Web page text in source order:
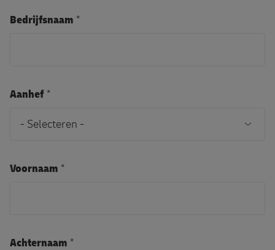
Bedrijfsnaam
Aanhef
Voornaam
Achternaam